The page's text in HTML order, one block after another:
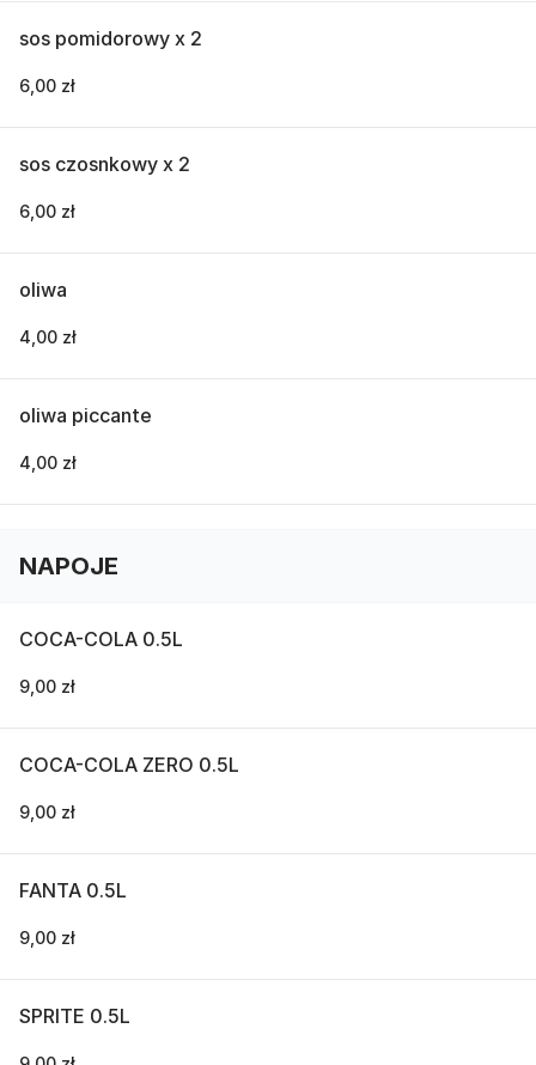
sos pomidorowy x 2
6,00 zł
sos czosnkowy x 2
6,00 zł
oliwa
4,00 zł
oliwa piccante
4,00 zł
NAPOJE
COCA-COLA 0.5L
9,00 zł
COCA-COLA ZERO 0.5L
9,00 zł
FANTA 0.5L
9,00 zł
SPRITE 0.5L